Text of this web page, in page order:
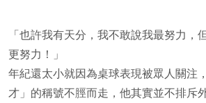
「也許我有天分，我不敢說我最努力，
更努力！」
年紀還太小就因為桌球表現被眾人關注
才」的稱號不脛而走，他其實並不排斥